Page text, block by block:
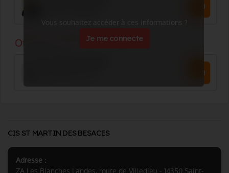
Vous souhaitez accéder à ces informations ?
Je me connecte
CIS ST MARTIN DES BESACES
Adresse :
ZA Les Blanches Landes, route de Villedieu - 14350 Saint-